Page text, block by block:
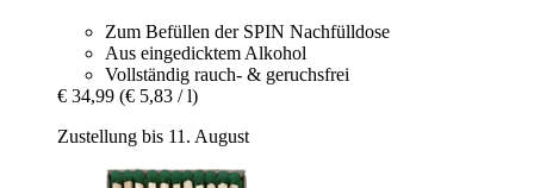
Zum Befüllen der SPIN Nachfülldose
Aus eingedicktem Alkohol
Vollständig rauch- & geruchsfrei
€ 34,99 (€ 5,83 / l)
Zustellung bis 11. August